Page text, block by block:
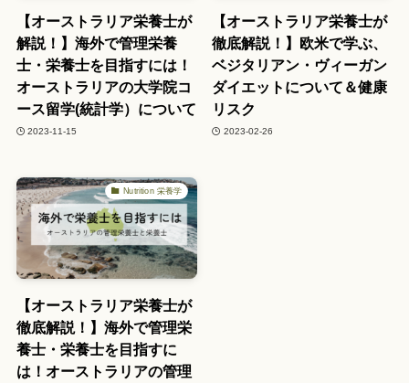
【オーストラリア栄養士が
解説！】海外で管理栄養
士・栄養士を目指すには！
オーストラリアの大学院コ
ース留学(統計学）について
2023-11-15
【オーストラリア栄養士が
徹底解説！】欧米で学ぶ、
ベジタリアン・ヴィーガン
ダイエットについて＆健康
リスク
2023-02-26
Nutrition 栄養学
【オーストラリア栄養士が
徹底解説！】海外で管理栄
養士・栄養士を目指すに
は！オーストラリアの管理